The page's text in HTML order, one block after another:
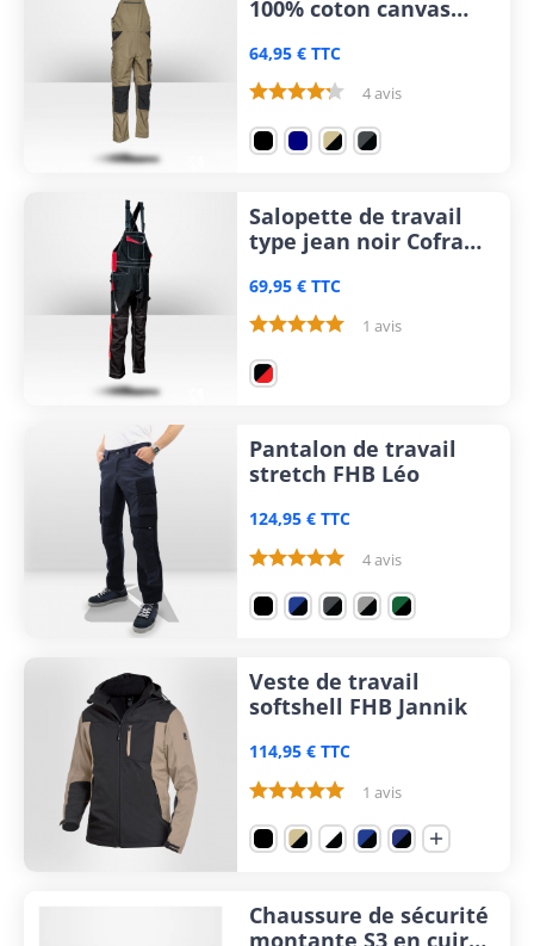
100% coton canvas
64,95 € TTC
4 avis
Salopette de travail
type jean noir Cofra
69,95 € TTC
1 avis
Pantalon de travail
stretch FHB Léo
124,95 € TTC
4 avis
Veste de travail
softshell FHB Jannik
114,95 € TTC
1 avis

Chaussure de sécurité
montante S3 en cuir